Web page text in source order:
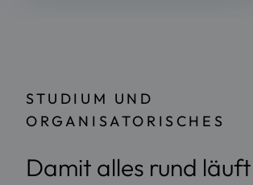
STUDIUM UND
ORGANISATORISCHES
Damit alles rund läuft